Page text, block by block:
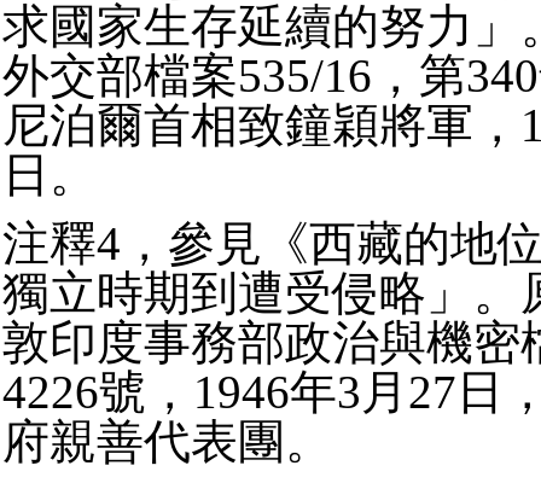
求國家生存延續的努力」
外交部檔案535/16，第
尼泊爾首相致鐘穎將軍，
日。
注釋4，參見《西藏的地
獨立時期到遭受侵略」。
敦印度事務部政治與機密
4226號，1946年3月27日
府親善代表團。